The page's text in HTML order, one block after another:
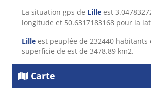
La situation gps de Lille est
longitude et 50.6317183168 pour la
Lille est peuplée de 232440 habitants
superficie de est de 3478.89 km2.
Carte